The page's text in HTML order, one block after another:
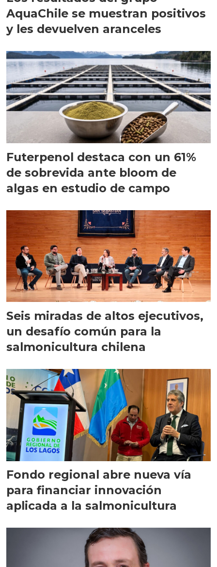
AquaChile se muestran positivos
y les devuelven aranceles
Futerpenol destaca con un 61%
de sobrevida ante bloom de
algas en estudio de campo
Seis miradas de altos ejecutivos,
un desafío común para la
salmonicultura chilena
Fondo regional abre nueva vía
para financiar innovación
aplicada a la salmonicultura